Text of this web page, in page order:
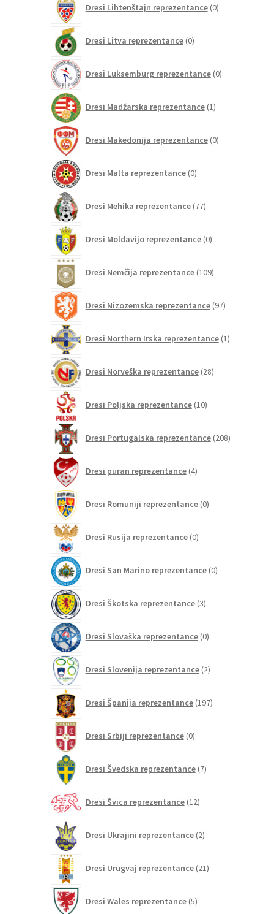
Dresi Lihtenštajn reprezentance 0izdelkov
Dresi Litva reprezentance 0izdelkov
Dresi Luksemburg reprezentance 0izdelkov
Dresi Madžarska reprezentance 1izdelek
Dresi Makedonija reprezentance 0izdelkov
Dresi Malta reprezentance 0izdelkov
Dresi Mehika reprezentance 77izdelkov
Dresi Moldavijo reprezentance 0izdelkov
Dresi Nemčija reprezentance 109izdelkov
Dresi Nizozemska reprezentance 97izdelkov
Dresi Northern Irska reprezentance 1izdelek
Dresi Norveška reprezentance 28izdelkov
Dresi Poljska reprezentance 10izdelkov
Dresi Portugalska reprezentance 208izdelkov
Dresi puran reprezentance 4izdelki
Dresi Romuniji reprezentance 0izdelkov
Dresi Rusija reprezentance 0izdelkov
Dresi San Marino reprezentance 0izdelkov
Dresi Škotska reprezentance 3izdelki
Dresi Slovaška reprezentance 0izdelkov
Dresi Slovenija reprezentance 2izdelka
Dresi Španija reprezentance 197izdelkov
Dresi Srbiji reprezentance 0izdelkov
Dresi Švedska reprezentance 7izdelkov
Dresi Švica reprezentance 12izdelkov
Dresi Ukrajini reprezentance 2izdelka
Dresi Urugvaj reprezentance 21izdelkov
Dresi Wales reprezentance 5izdelkov